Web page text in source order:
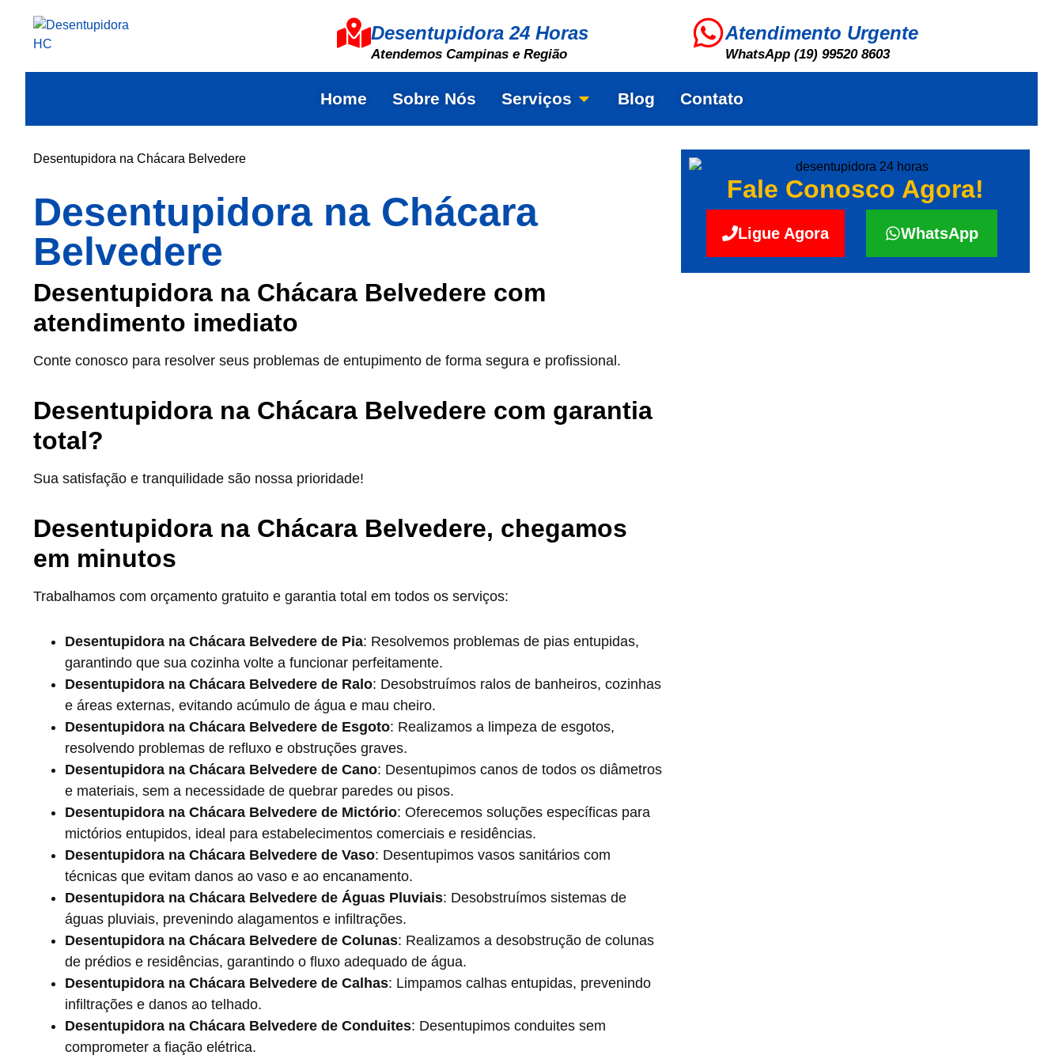
Desentupidora 24 Horas
Atendemos Campinas e Região
Atendimento Urgente
WhatsApp (19) 99520 8603
Home Sobre Nós Serviços Blog Contato
Desentupidora na Chácara Belvedere
Desentupidora na Chácara
Belvedere
Desentupidora na Chácara Belvedere com
atendimento imediato
Conte conosco para resolver seus problemas de entupimento de forma segura e profissional.
Desentupidora na Chácara Belvedere com garantia
total?
Sua satisfação e tranquilidade são nossa prioridade!
Desentupidora na Chácara Belvedere, chegamos
em minutos
Trabalhamos com orçamento gratuito e garantia total em todos os serviços:
Desentupidora na Chácara Belvedere de Pia: Resolvemos problemas de pias entupidas,
garantindo que sua cozinha volte a funcionar perfeitamente.
Desentupidora na Chácara Belvedere de Ralo: Desobstruímos ralos de banheiros, cozinhas
e áreas externas, evitando acúmulo de água e mau cheiro.
Desentupidora na Chácara Belvedere de Esgoto: Realizamos a limpeza de esgotos,
resolvendo problemas de refluxo e obstruções graves.
Desentupidora na Chácara Belvedere de Cano: Desentupimos canos de todos os diâmetros
e materiais, sem a necessidade de quebrar paredes ou pisos.
Desentupidora na Chácara Belvedere de Mictório: Oferecemos soluções específicas para
mictórios entupidos, ideal para estabelecimentos comerciais e residências.
Desentupidora na Chácara Belvedere de Vaso: Desentupimos vasos sanitários com
técnicas que evitam danos ao vaso e ao encanamento.
Desentupidora na Chácara Belvedere de Águas Pluviais: Desobstruímos sistemas de
águas pluviais, prevenindo alagamentos e infiltrações.
Desentupidora na Chácara Belvedere de Colunas: Realizamos a desobstrução de colunas
de prédios e residências, garantindo o fluxo adequado de água.
Desentupidora na Chácara Belvedere de Calhas: Limpamos calhas entupidas, prevenindo
infiltrações e danos ao telhado.
Desentupidora na Chácara Belvedere de Conduites: Desentupimos conduites sem
comprometer a fiação elétrica.
Fale Conosco Agora!
Ligue Agora WhatsApp